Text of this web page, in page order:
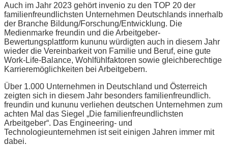
Auch im Jahr 2023 gehört invenio zu den TOP 20 der
familienfreundlichsten Unternehmen Deutschlands innerhalb
der Branche Bildung/Forschung/Entwicklung. Die
Medienmarke freundin und die Arbeitgeber-
Bewertungsplattform kununu würdigten auch in diesem Jahr
wieder die Vereinbarkeit von Familie und Beruf, eine gute
Work-Life-Balance, Wohlfühlfaktoren sowie gleichberechtige
Karrieremöglichkeiten bei Arbeitgebern.
Über 1.000 Unternehmen in Deutschland und Österreich
zeigten sich in diesem Jahr besonders familienfreundlich.
freundin und kununu verliehen deutschen Unternehmen zum
achten Mal das Siegel „Die familienfreundlichsten
Arbeitgeber“. Das Engineering- und
Technologieunternehmen ist seit einigen Jahren immer mit
dabei.